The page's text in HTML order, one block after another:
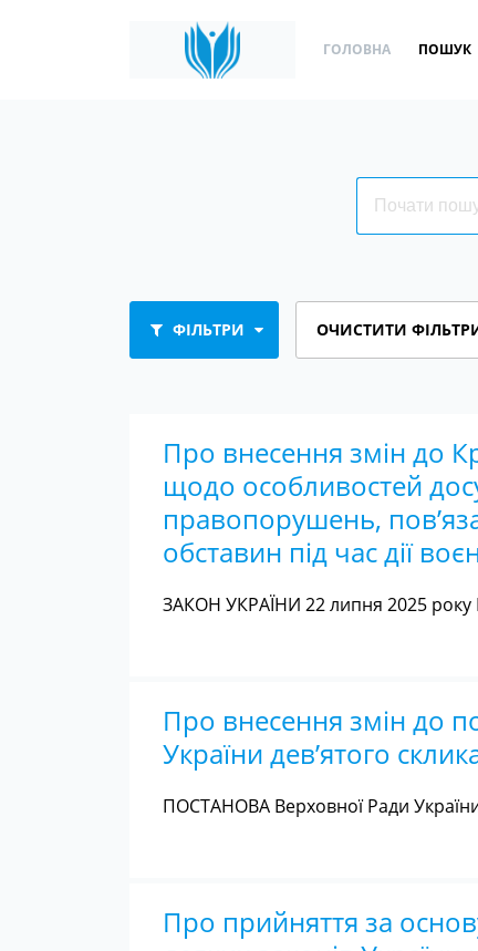
ГОЛОВНА ПОШУК
ФІЛЬТРИ ОЧИСТИТИ
Про внесення змін до
щодо особливостей
правопорушень,
обставин під час дії
ЗАКОН УКРАЇНИ 22 липня 2025 року
Про внесення змін до
України дев’ятого
ПОСТАНОВА Верховної Ради
Про прийняття за